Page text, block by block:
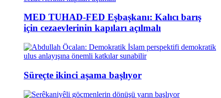
MED TUHAD-FED Eşbaşkanı: Kalıcı barış
için cezaevlerinin kapıları açılmalı
Süreçte ikinci aşama başlıyor